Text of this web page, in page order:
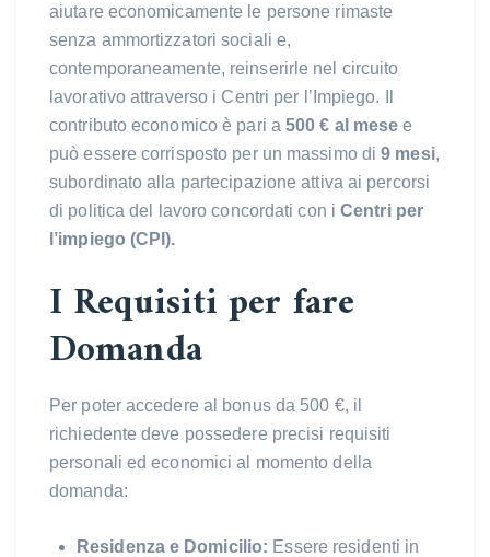
aiutare economicamente le persone rimaste
senza ammortizzatori sociali e,
contemporaneamente, reinserirle nel circuito
lavorativo attraverso i Centri per l’Impiego. Il
contributo economico è pari a500 € al mese e
può essere corrisposto per un massimo di9 mesi,
subordinato alla partecipazione attiva ai percorsi
di politica del lavoro concordati con iCentri per
l’impiego (CPI).
I Requisiti per fare
Domanda
Per poter accedere al bonus da 500 €, il
richiedente deve possedere precisi requisiti
personali ed economici al momento della
domanda:
Residenza e Domicilio: Essere residenti in